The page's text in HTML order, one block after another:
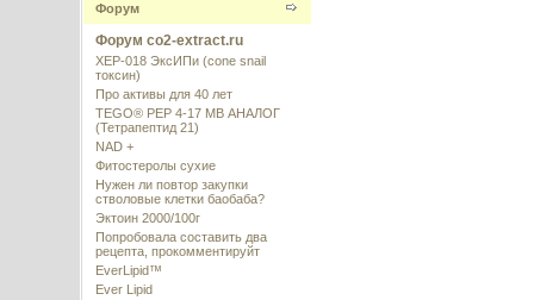
Форум
Форум co2-extract.ru
XEP-018 ЭксИПи (cone snail
токсин)
Про активы для 40 лет
TEGO® PEP 4-17 MB АНАЛОГ
(Тетрапептид 21)
NAD +
Фитостеролы сухие
Нужен ли повтор закупки
стволовые клетки баобаба?
Эктоин 2000/100г
Попробовала составить два
рецепта, прокомментируйт
EverLipid™
Ever Lipid